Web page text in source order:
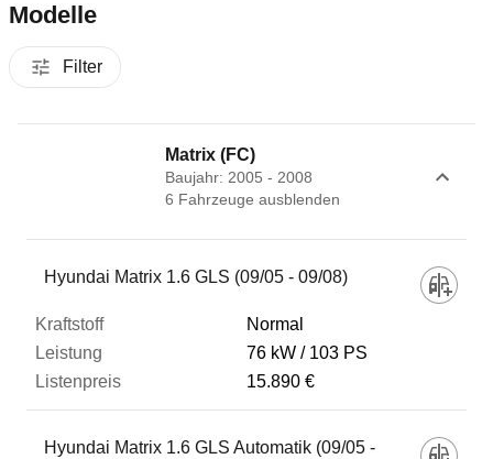
Modelle
Filter
Matrix (FC)
Baujahr: 2005 - 2008
6 Fahrzeuge ausblenden
Fahrzeug
Kraftstoff
Leistung
Hyundai Matrix 1.6 GLS (09/05 - 09/08)
Normal
76 kW
103 PS
15.890 €
Hyundai Matrix 1.6 GLS Automatik (09/05 -